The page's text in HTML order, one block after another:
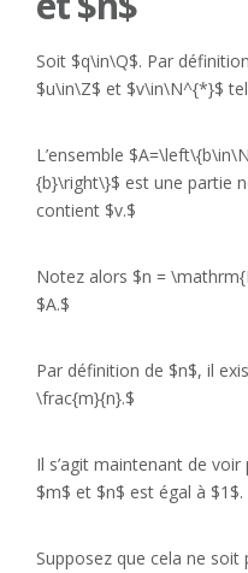
Soit $q\in\Q$. Par
$u\in\Z$ et $v\in\N^{*}$
L’ensemble
{b}\right\}$ est une partie
contient $v.$
Notez alors $n =
$A.$
Par définition de $n$, il
\frac{m}{n}.$
Il s’agit maintenant de
$m$ et $n$ est égal à $1$.
Supposez que cela ne soit